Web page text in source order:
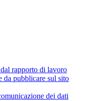
rapporto di lavoro
da pubblicare sul sito
dei dati